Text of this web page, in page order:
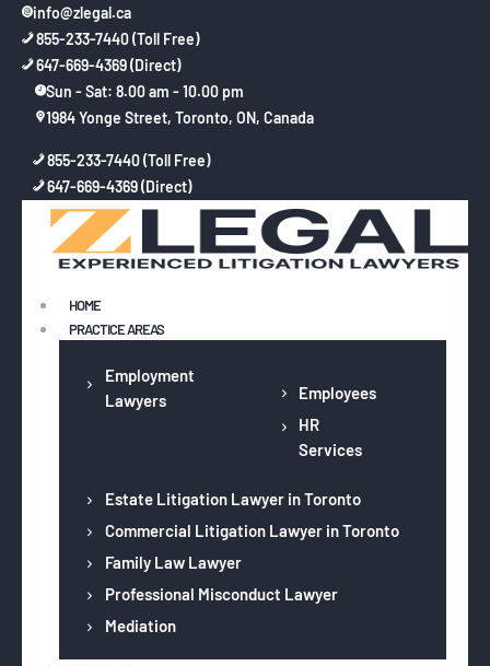
info@zlegal.ca
855-233-7440 (Toll Free)
647-669-4369 (Direct)
Sun - Sat: 8.00 am - 10.00 pm
1984 Yonge Street, Toronto, ON, Canada
855-233-7440 (Toll Free)
647-669-4369 (Direct)
HOME
PRACTICE AREAS
Employment
Lawyers
Employees
HR
Services
Estate Litigation Lawyer in Toronto
Commercial Litigation Lawyer in Toronto
Family Law Lawyer
Professional Misconduct Lawyer
Mediation
HOME
PRACTICE AREAS
OUR TEAM
NEWS AND POSTS